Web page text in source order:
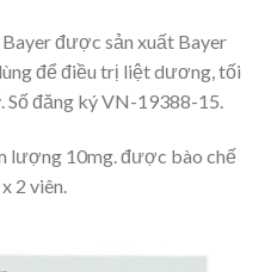
được sản xuất Bayer
để điều trị liệt dương, tối
Số đăng ký VN-19388-15.
lượng 10mg. được bào chế
2 viên.